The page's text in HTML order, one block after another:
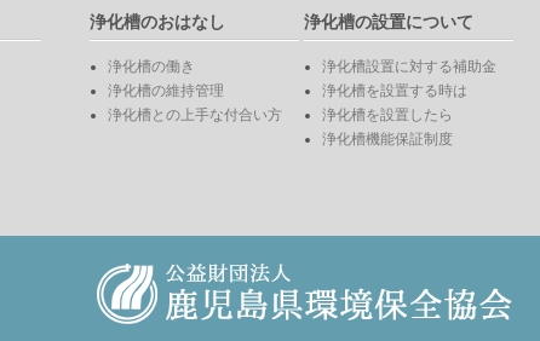
浄化槽のおはなし
浄化槽の働き
浄化槽の維持管理
浄化槽との上手な付合い方
浄化槽の設置について
浄化槽設置に対する補助金
浄化槽を設置する時は
浄化槽を設置したら
浄化槽機能保証制度